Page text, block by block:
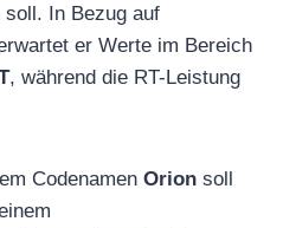
In Bezug auf
er Werte im Bereich
, während die RT-Leistung
Codenamen Orion soll